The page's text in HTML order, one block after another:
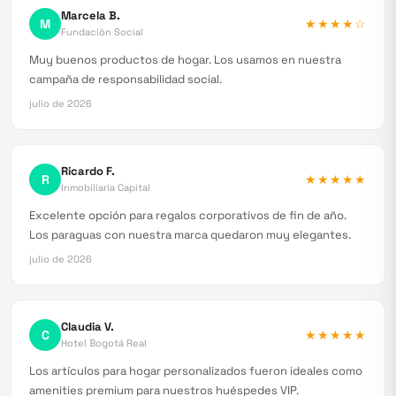
M Marcela B.
Fundación Social
★★★★☆
Muy buenos productos de hogar. Los usamos en nuestra
campaña de responsabilidad social.
julio de 2026
R Ricardo F.
Inmobiliaria Capital
★★★★★
Excelente opción para regalos corporativos de fin de año.
Los paraguas con nuestra marca quedaron muy elegantes.
julio de 2026
C Claudia V.
Hotel Bogotá Real
★★★★★
Los artículos para hogar personalizados fueron ideales como
amenities premium para nuestros huéspedes VIP.